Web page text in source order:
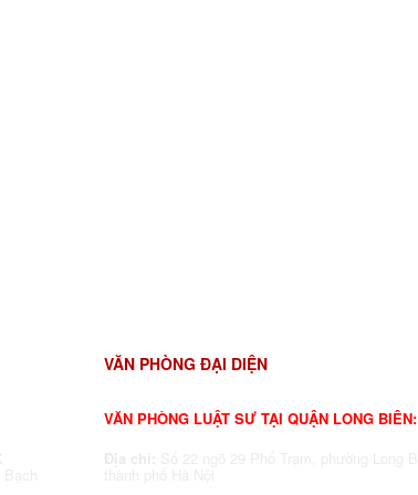
VĂN PHÒNG ĐẠI DIỆN
VĂN PHÒNG LUẬT SƯ TẠI QUẬN LONG BIÊN: